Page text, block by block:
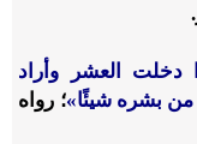
دخلت العشر وأراد
بشره شيئًا»؛ رواه